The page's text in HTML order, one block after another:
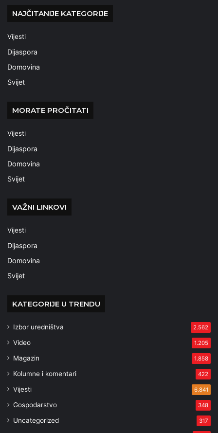
NAJČITANIJE KATEGORIJE
Vijesti
Dijaspora
Domovina
Svijet
MORATE PROČITATI
Vijesti
Dijaspora
Domovina
Svijet
VAŽNI LINKOVI
Vijesti
Dijaspora
Domovina
Svijet
KATEGORIJE U TRENDU
Izbor uredništva 2.562
Video 1.205
Magazin 1.858
Kolumne i komentari 422
Vijesti 6.841
Gospodarstvo 348
Uncategorized 317